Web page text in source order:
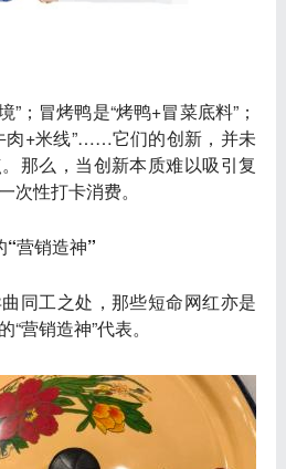
；冒烤鸭是“烤鸭+冒菜底料”；
肉+米线”……它们的创新，并未
那么，当创新本质难以吸引复
次性打卡消费。
营销造神”
同工之处，那些短命网红亦是
营销造神”代表。